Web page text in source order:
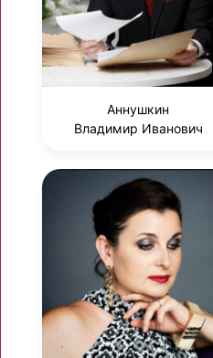
Аннушкин
Владимир Иванович